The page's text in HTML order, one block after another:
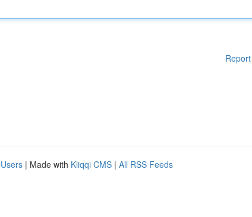
| Made with Kliqqi CMS | All RSS Feeds